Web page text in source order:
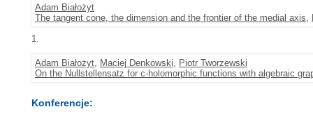
Adam Białożyt
The tangent cone, the dimension and the frontier of the medial axis,
1.
Adam Białożyt, Maciej Denkowski, Piotr Tworzewski
On the Nullstellensatz for c-holomorphic functions with algebraic
Konferencje: